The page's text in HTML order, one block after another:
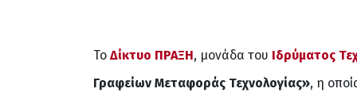
Το Δίκτυο ΠΡΑΞΗ, μονάδα του Ιδρύματος
Γραφείων Μεταφοράς Τεχνολογίας», η